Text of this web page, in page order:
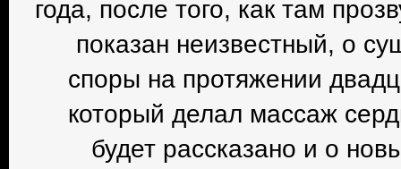
года, после того, как там
показан неизвестный, о
споры на протяжении
который делал массаж
будет рассказано и о